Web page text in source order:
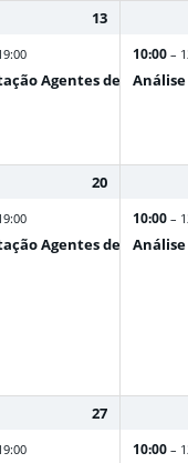
DE SERVIÇOS
2026
13
Agentes de Elite
10:00 –
Análise
20
Agentes de Elite
10:00 –
Análise
27
10:00 –